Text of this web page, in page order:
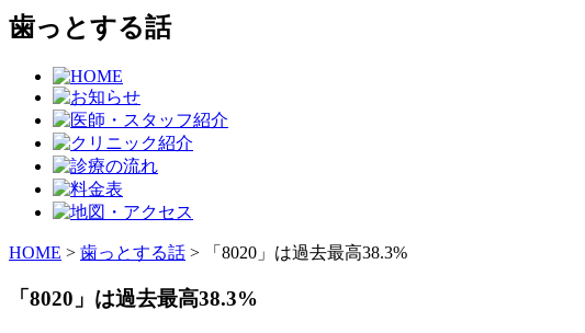
歯っとする話
HOME > 歯っとする話 > 「8020」は過去最高38.3%
「8020」は過去最高38.3%